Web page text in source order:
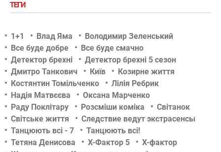
ТЕГИ
1+1 Влад Яма
Володимир Зеленський
Все буде добре
Все буде смачно
Детектор брехні
Детектор брехні 5 сезон
Дмитро Танкович
Київ
Козирне життя
Костянтин Томільченко
Лілія Ребрик
Надія Матвєєва
Оксана Марченко
Раду Поклітару
Розсміши коміка
Світанок
Світське життя
Следствие ведут экстрасенсы
Танцюють всі - 7
Танцюють всі!
Тетяна Денисова
Х-Фактор 5
Х-фактор